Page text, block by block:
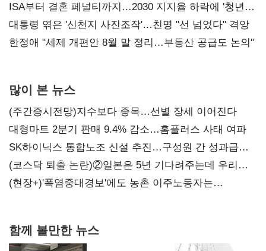
ISA부터 결혼 페널티까지…2030 지지율 하락에 '청년
챙기기'
대통령 엮은 '신천지 사진조작'…친명 "선 넘었다" 격앙
한정애 "세제 개편안 8월 말 정리…부동산 공급도 논의"
많이 본 뉴스
(주간증시전망)지수보다 종목…선별 장세 이어진다
대형마트 2분기 판매 9.4% 감소…홈플러스 사태 여파
SK하이닉스 통합노조 신설 추진…구성원 간 성과급
불만 확산
(코스닥 퇴출 논란)②일본은 5년 기다려주는데 우리는
당장 퇴출?…시간만으론 부족한 코스닥 구하기
(현장+)'폭염중대경보'에도 농촌 이주노동자는
함께 볼만한 뉴스